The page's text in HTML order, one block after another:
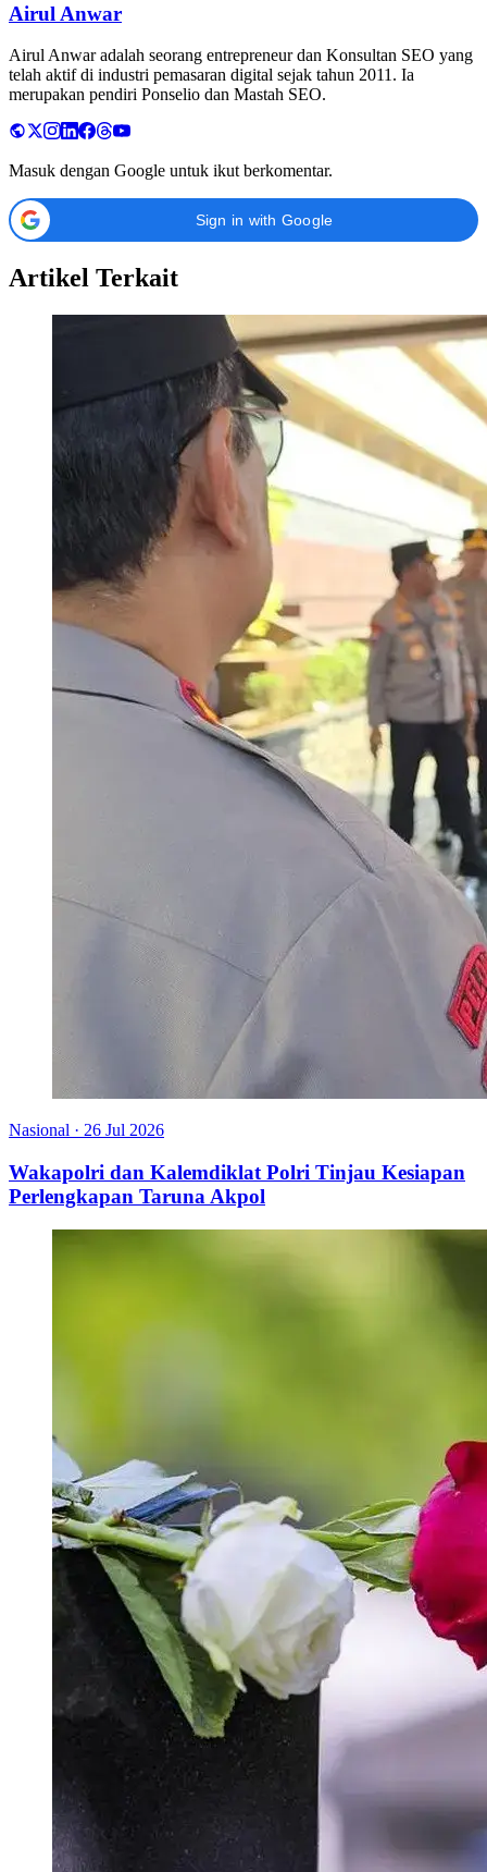
Airul Anwar
Airul Anwar adalah seorang entrepreneur dan Konsultan SEO yang
telah aktif di industri pemasaran digital sejak tahun 2011. Ia
merupakan pendiri Ponselio dan Mastah SEO.
Masuk dengan Google untuk ikut berkomentar.
Sign in with Google
Artikel Terkait
Nasional · 26 Jul 2026
Wakapolri dan Kalemdiklat Polri Tinjau Kesiapan
Perlengkapan Taruna Akpol